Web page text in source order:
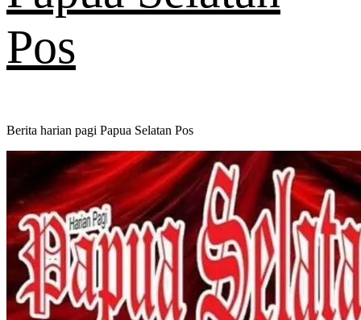
Pos
Berita harian pagi Papua Selatan Pos
Primary